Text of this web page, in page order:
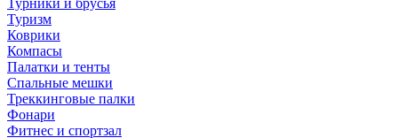
Турники и брусья
Туризм
Коврики
Компасы
Палатки и тенты
Спальные мешки
Треккинговые палки
Фонари
Фитнес и спортзал